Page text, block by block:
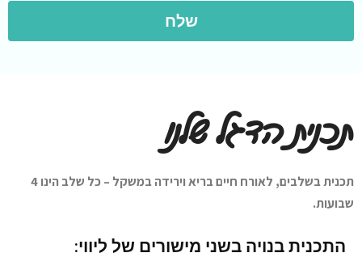
שלח
תכנית הדגל שלנו
תכנית בשלבים, לאורח חיים בריא וירידה במשקל – כל שלב הינו 4
שבועות.
התכנית בנויה בשני מישורים של ליווי: